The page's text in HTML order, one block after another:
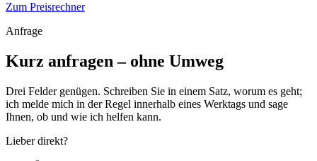
Zum Preisrechner
Anfrage
Kurz anfragen – ohne Umweg
Drei Felder genügen. Schreiben Sie in einem Satz, worum es geht;
ich melde mich in der Regel innerhalb eines Werktags und sage
Ihnen, ob und wie ich helfen kann.
Lieber direkt?